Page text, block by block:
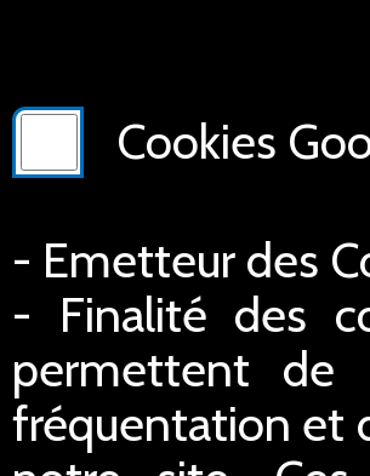
Cookies
- Emetteur des
- Finalité des
permettent de
fréquentation et